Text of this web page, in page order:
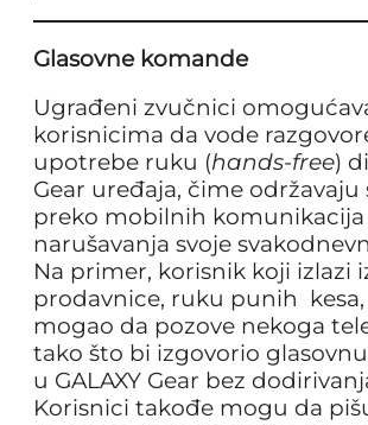
Glasovne komande
Ugrađeni zvučnici
korisnicima da vode
upotrebe ruku (hands-free)
Gear uređaja, čime održavaju
preko mobilnih komunikacija
narušavanja svoje
Na primer, korisnik koji izlazi
prodavnice, ruku punih kesa,
mogao da pozove nekoga
tako što bi izgovorio
u GALAXY Gear bez
Korisnici takođe mogu da